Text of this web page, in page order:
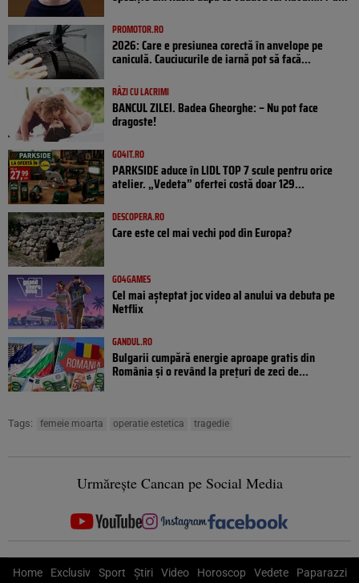
PROMOTOR.RO
2026: Care e presiunea corectă în anvelope pe
caniculă. Cauciucurile de iarnă pot să facă...
RÂZI CU LACRIMI
BANCUL ZILEI. Badea Gheorghe: – Nu pot face
dragoste!
GO4IT.RO
PARKSIDE aduce în LIDL TOP 7 scule pentru orice
atelier. „Vedeta” ofertei costă doar 129...
DESCOPERA.RO
Care este cel mai vechi pod din Europa?
GO4GAMES
Cel mai așteptat joc video al anului va debuta pe
Netflix
GANDUL.RO
Bulgarii cumpără energie aproape gratis din
România și o revând la prețuri de zeci de...
Tags: femeie moarta operatie estetica tragedie
Urmărește Cancan pe Social Media
Home Exclusiv Sport Știri Video Horoscop Vedete Paparazzi